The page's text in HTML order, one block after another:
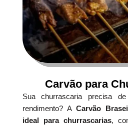
Carvão para
Sua churrascaria precisa
rendimento? ACarvão
ideal para churrascarias,